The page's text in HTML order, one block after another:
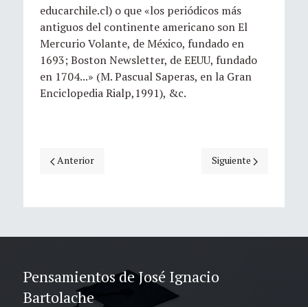
educarchile.cl) o que «los periódicos más
antiguos del continente americano son El
Mercurio Volante, de México, fundado en
1693; Boston Newsletter, de EEUU, fundado
en 1704...» (M. Pascual Saperas, en la Gran
Enciclopedia Rialp,1991), &c.
Artículo anterior: José Ignacio Bartolache.
Anterior Artículo siguiente:
Siguiente
Pensamientos de José Ignacio
Bartolache